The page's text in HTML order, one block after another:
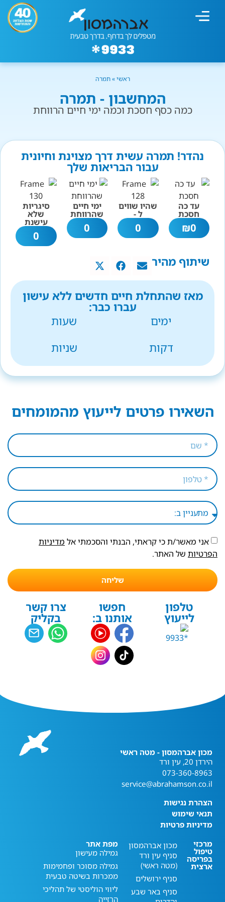
ראשי»תמרה
המחשבון - תמרה
כמה כסף חסכת וכמה ימי חיים הרווחת
נהדר! תמרה עשית דרך מצוינת וחיונית
עבור הבריאות שלך
עד כה
חסכת
0
₪
שהיו שווים
ל -
0
ימי חיים
שהרווחת
0
סיגריות
שלא
עישנת
0
שיתוף מהיר
מאז שהתחלת חיים חדשים ללא עישון
עברו כבר:
ימים
שעות
דקות
שניות
השאירו פרטים לייעוץ מהמומחים
אני מאשר/ת כי קראתי, הבנתי והסכמתי אל מדיניות
הפרטיות של האתר.
שליחה
טלפון
לייעוץ
חפשו
אותנו ב:
צרו קשר
בקליק
מכון אברהמסון - מטה ראשי
הירדן 20, עין ורד
073-360-8963
service@abrahamson.co.il
הצהרת נגישות
תנאי שימוש
מדיניות פרטיות
מרכזי
טיפול
בפריסה
ארצית
מכון אברהמסון
סניף עין ורד
(מטה ראשי)
סניף ירושלים
סניף באר שבע
מפת אתר
גמילה מעישון
גמילה מסוכר ופחמימות
ממכרות בשיטה טבעית
ליווי הוליסטי של תהליכי
הרזייה